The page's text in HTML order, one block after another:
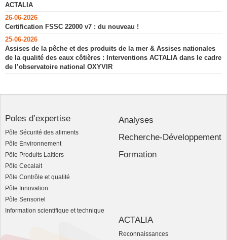
ACTALIA
26-06-2026
Certification FSSC 22000 v7 : du nouveau !
25-06-2026
Assises de la pêche et des produits de la mer & Assises nationales
de la qualité des eaux côtières : Interventions ACTALIA dans le cadre
de l’observatoire national OXYVIR
Poles d’expertise
Pôle Sécurité des aliments
Pôle Environnement
Pôle Produits Laitiers
Pôle Cecalait
Pôle Contrôle et qualité
Pôle Innovation
Pôle Sensoriel
Information scientifique et technique
Analyses
Recherche-Développement
Formation
ACTALIA
Reconnaissances